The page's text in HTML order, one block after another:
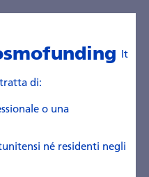
It
di:
o una
né residenti negli